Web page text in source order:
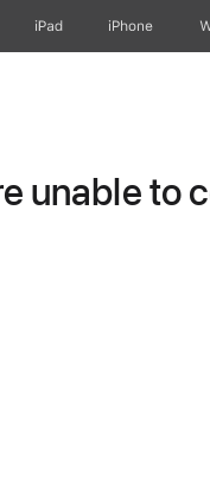
iPad iPhone
unable to